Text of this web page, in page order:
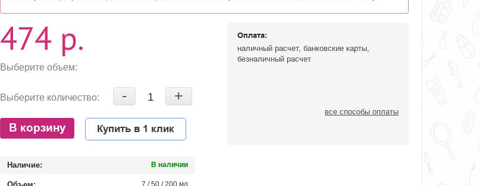
474 р.
Выберите объем:
Выберите количество: - +
В корзину Купить в 1 клик
Наличие: В наличии
7 / 50 / 200 мл
Оплата:
наличный расчет, банковские карты,
безналичный расчет
все способы оплаты